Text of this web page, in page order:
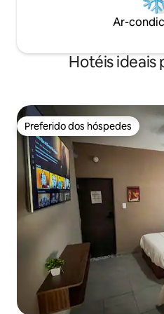
Ar-
Hotéis ideais
Preferido dos hóspedes
Preferido dos hóspedes